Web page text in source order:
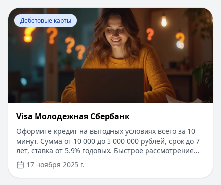
Перейти к статье: Visa Молодежная Сбербанк
Дебетовые карты
Visa Молодежная Сбербанк
Оформите кредит на выгодных условиях всего за 10
минут. Сумма от 10 000 до 3 000 000 рублей, срок до 7
лет, ставка от 5.9% годовых. Быстрое рассмотрение
заявки без справок о доходах и поручителей.
Получение денег в день обращения. Специальные
условия для зарплатных клиентов. Возможность
17 ноября 2025 г.